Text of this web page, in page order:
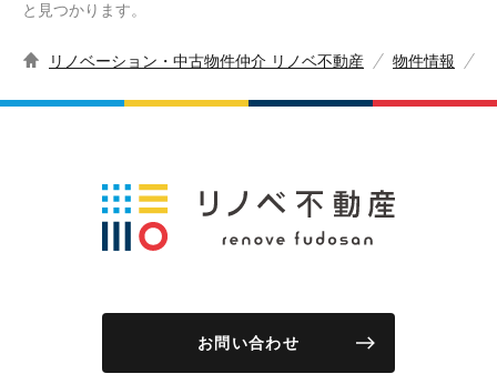
と見つかります。
リノベーション・中古物件仲介 リノベ不動産 物件情報
お問い合わせ